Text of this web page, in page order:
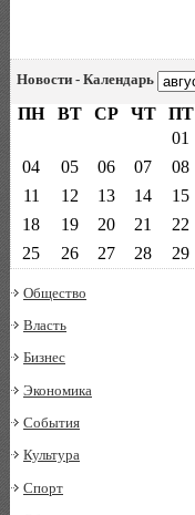
Новости - Календарь
ПН ВТ СР ЧТ ПТ
01
04
05 06 07 08
11
12 13 14 15
18
19 20 21 22
25
26 27 28 29
Общество
Власть
Бизнес
Экономика
События
Культура
Спорт